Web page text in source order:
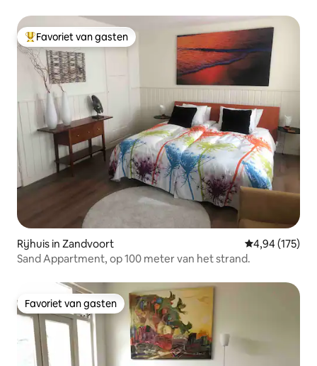
Topfavoriet van gasten
Favoriet van gasten
Rijhuis in Zandvoort Gemiddelde
4,94 (175)
Sand Appartment, op 100 meter van het strand.
Favoriet van gasten
Favoriet van gasten